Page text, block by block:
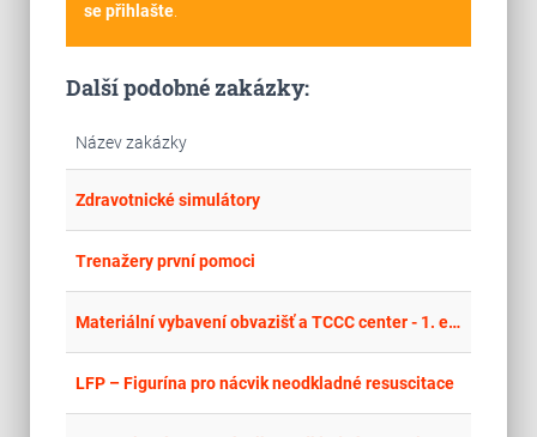
se přihlašte.
Další podobné zakázky:
Název zakázky
Zdravotnické simulátory
Trenažery první pomoci
Materiální vybavení obvazišť a TCCC center - 1. etapa
LFP – Figurína pro nácvik neodkladné resuscitace